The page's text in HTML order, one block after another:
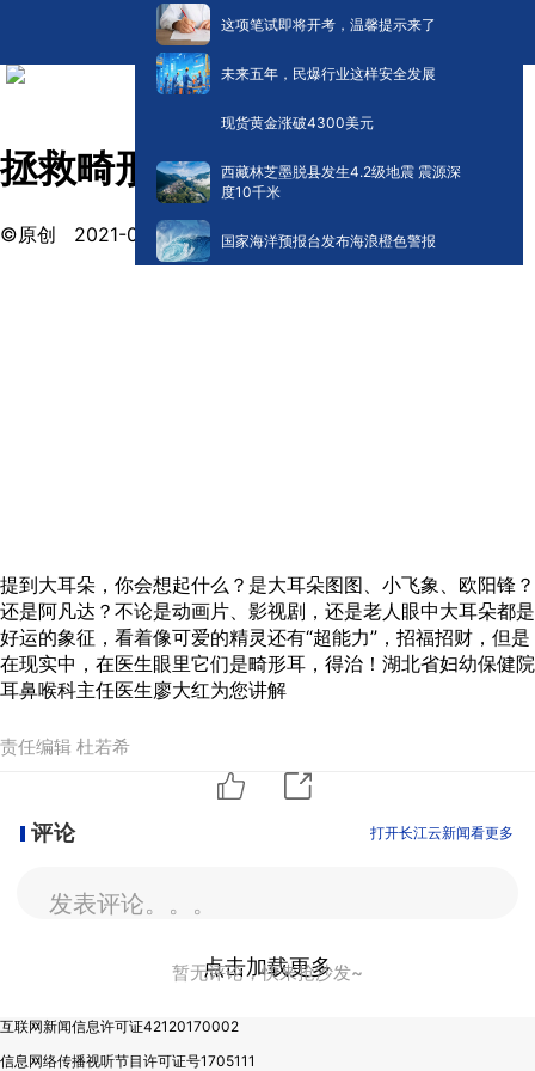
这项笔试即将开考，温馨提示来了
未来五年，民爆行业这样安全发展
现货黄金涨破4300美元
西藏林芝墨脱县发生4.2级地震 震源深
度10千米
国家海洋预报台发布海浪橙色警报
拯救畸形耳 还宝宝健康!
©原创 2021-03-01 17:01
提到大耳朵，你会想起什么？是大耳朵图图、小飞象、欧阳锋？
还是阿凡达？不论是动画片、影视剧，还是老人眼中大耳朵都是
好运的象征，看着像可爱的精灵还有“超能力”，招福招财，但是
在现实中，在医生眼里它们是畸形耳，得治！湖北省妇幼保健院
耳鼻喉科主任医生廖大红为您讲解
责任编辑 杜若希
评论 打开长江云新闻看更多
发表评论。。。
暂无评论，快来抢沙发~
点击加载更多
互联网新闻信息许可证42120170002
信息网络传播视听节目许可证号1705111